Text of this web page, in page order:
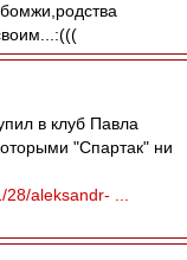
в клуб Павла
"Спартак" ни
aleksandr- ...